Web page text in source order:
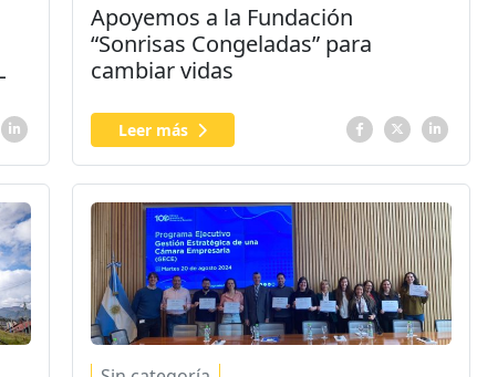
Apoyemos a la Fundación
“Sonrisas Congeladas” para
cambiar vidas
Leer más